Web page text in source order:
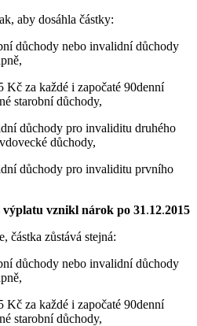
aby dosáhla částky:
důchody nebo invalidní důchody
Kč za každé i započaté 90denní
starobní důchody,
důchody pro invaliditu druhého
důchody,
důchody pro invaliditu prvního
výplatu vznikl nárok po 31.12.2015
částka zůstává stejná:
důchody nebo invalidní důchody
Kč za každé i započaté 90denní
starobní důchody,